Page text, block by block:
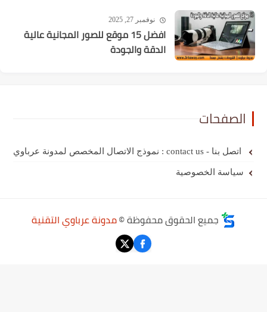
نوفمبر 27, 2025
افضل 15 موقع للصور المجانية عالية
الدقة والجودة
الحقوق محفوظة ©مدونة عرباوي التقنية